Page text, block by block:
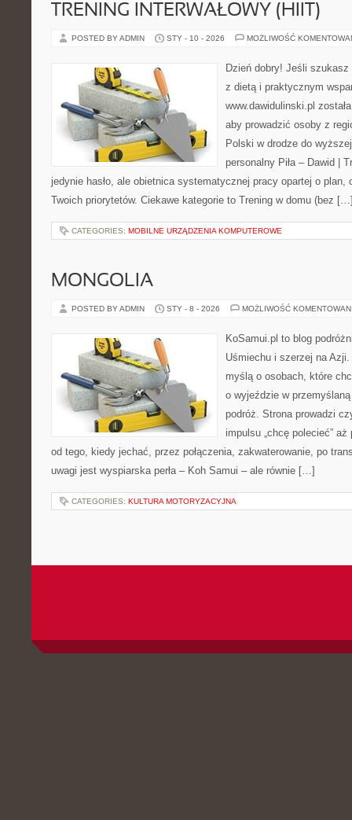
TRENING INTERWAŁOWY (HIIT)
POSTED BY ADMIN STY - 10 - 2026 MOŻLIWOŚĆ
Dzień dobry! Jeśli
z dietą i praktycznym
www.dawidulinski.pl
aby prowadzić osoby z
Polski w drodze do
personalny Piła – Dawid |
jedynie hasło, ale obietnica systematycznej pracy opartej o plan,
Twoich priorytetów. Ciekawe kategorie to Trening w domu (bez
CATEGORIES: MOBILNE URZĄDZENIA KOMPUTEROWE
MONGOLIA
POSTED BY ADMIN STY - 8 - 2026 MOŻLIWOŚĆ
KoSamui.pl to blog
Uśmiechu i szerzej na
myślą o osobach, które
o wyjeździe w
podróż. Strona prowadzi
impulsu „chcę polecieć”
od tego, kiedy jechać, przez połączenia, zakwaterowanie, po
uwagi jest wyspiarska perła – Koh Samui – ale równie […]
CATEGORIES: KULTURA MOTORYZACYJNA